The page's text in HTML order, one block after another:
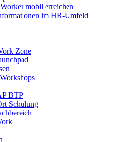
mobil erreichen
im HR-Umfeld
Zone
BTP
Schulung